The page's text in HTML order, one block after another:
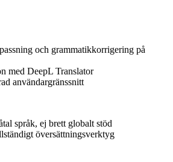
och grammatikkorrigering på
med DeepL Translator
användargränssnitt
språk, ej brett globalt stöd
översättningsverktyg